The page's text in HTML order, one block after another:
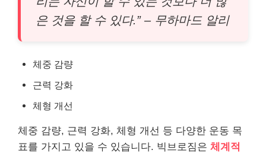
은 것을 할 수 있다.” – 무하마드 알리
체중 감량
근력 강화
체형 개선
체중 감량, 근력 강화, 체형 개선 등 다양한 운동 목
표를 가지고 있을 수 있습니다. 빅브로짐은 체계적